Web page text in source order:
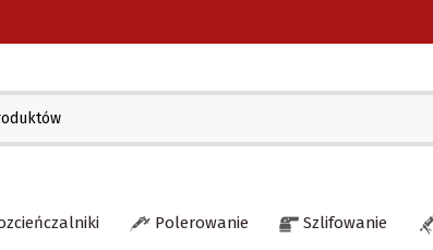
Polerowanie Szlifowanie